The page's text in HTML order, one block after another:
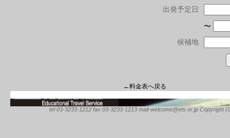
出発予定日
〜
候補地
←料金表へ戻る
tel 03-3233-1212 fax 03-3233-1213 mail-welcome@ets.or.jp Copyright